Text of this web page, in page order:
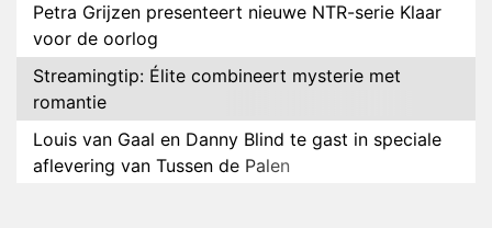
Petra Grijzen presenteert nieuwe NTR-serie Klaar
voor de oorlog
Streamingtip: Élite combineert mysterie met
romantie
Louis van Gaal en Danny Blind te gast in speciale
aflevering van Tussen de Palen